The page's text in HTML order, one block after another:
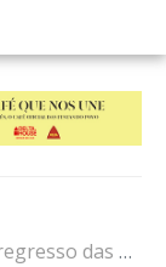
das aulas